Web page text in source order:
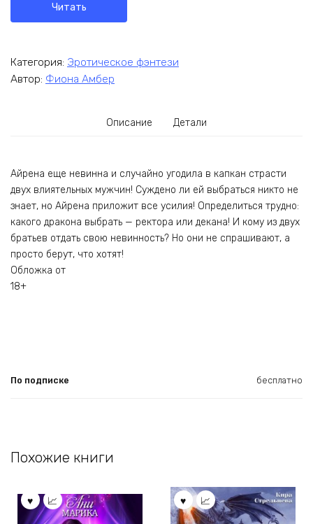
Читать
Категория: Эротическое фэнтези
Автор: Фиона Амбер
Описание Детали
Айрена еще невинна и случайно угодила в капкан страсти
двух влиятельных мужчин! Суждено ли ей выбраться никто не
знает, но Айрена приложит все усилия! Определиться трудно:
какого дракона выбрать — ректора или декана! И кому из двух
братьев отдать свою невинность? Но они не спрашивают, а
просто берут, что хотят!
Обложка от
18+
По подписке бесплатно
Похожие книги